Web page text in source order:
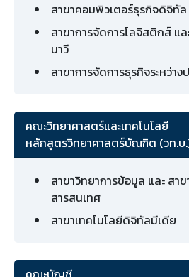
สาขาคอมพิวเตอร์ธุรกิจดิจิทัล
สาขาการจัดการโลจิสติกส์ แ
นาวี
สาขาการจัดการธุรกิจระหว่าง
คณะวิทยาศาสตร์และเทคโนโลยี
หลักสูตรวิทยาศาสตร์บัณฑิต (วท.บ
สาขาวิทยาการข้อมูล และ สาข
สารสนเทศ
สาขาเทคโนโลยีดิจิทัลมีเดีย